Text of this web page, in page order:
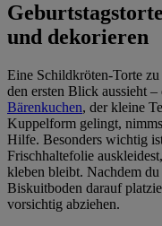
und dekorieren
Eine Schildkröten-Torte
den ersten Blick aussieht
Bärenkuchen, der kleine
Kuppelform gelingt,
Hilfe. Besonders wichtig
Frischhaltefolie
kleben bleibt. Nachdem
Biskuitboden darauf
vorsichtig abziehen.